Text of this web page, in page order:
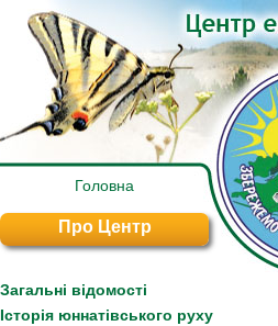
Головна
Про Центр
Загальні відомості
Історія юннатівського руху